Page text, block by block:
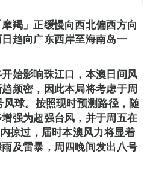
羯」正缓慢向西北偏西方向
趋向广东西岸至海南岛一
始影响珠江口，本澳日间风
频密，因此本局将考虑于周
球。按照现时预测路径，随
强为超强台风，并于周五在
掠过，届时本澳风力将显着
及雷暴，周四晚间发出八号